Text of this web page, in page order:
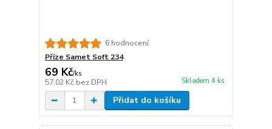
6 hodnocení
Příze Samet Soft 234
69 Kč/ks
57,02 Kč bez DPH Skladem 4 ks
Přidat do košíku